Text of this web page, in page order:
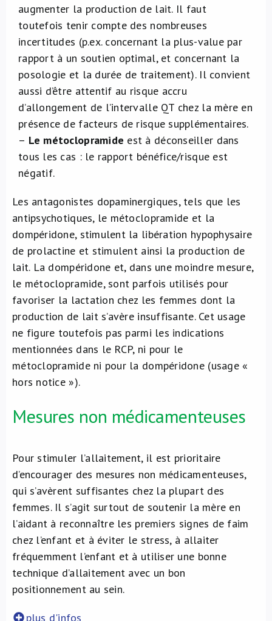
augmenter la production de lait. Il faut
toutefois tenir compte des nombreuses
incertitudes (p.ex. concernant la plus-value par
rapport à un soutien optimal, et concernant la
posologie et la durée de traitement). Il convient
aussi d’être attentif au risque accru
d’allongement de l’intervalle QT chez la mère en
présence de facteurs de risque supplémentaires.
– Le métoclopramide est à déconseiller dans
tous les cas : le rapport bénéfice/risque est
négatif.
Les antagonistes dopaminergiques, tels que les
antipsychotiques, le métoclopramide et la
dompéridone, stimulent la libération hypophysaire
de prolactine et stimulent ainsi la production de
lait. La dompéridone et, dans une moindre mesure,
le métoclopramide, sont parfois utilisés pour
favoriser la lactation chez les femmes dont la
production de lait s’avère insuffisante. Cet usage
ne figure toutefois pas parmi les indications
mentionnées dans le RCP, ni pour le
métoclopramide ni pour la dompéridone (usage «
hors notice »).
Mesures non médicamenteuses
Pour stimuler l’allaitement, il est prioritaire
d’encourager des mesures non médicamenteuses,
qui s’avèrent suffisantes chez la plupart des
femmes. Il s’agit surtout de soutenir la mère en
l’aidant à reconnaître les premiers signes de faim
chez l’enfant et à éviter le stress, à allaiter
fréquemment l’enfant et à utiliser une bonne
technique d’allaitement avec un bon
positionnement au sein.
plus d'infos